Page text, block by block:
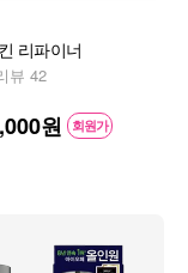
리파이너
뷰 42
원 회원가